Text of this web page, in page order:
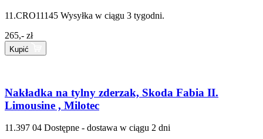
11.CRO11145 Wysyłka w ciągu 3 tygodni.
265,- zł
Kupić
Nakładka na tylny zderzak, Skoda Fabia II.
Limousine , Milotec
11.397 04 Dostępne - dostawa w ciągu 2 dni